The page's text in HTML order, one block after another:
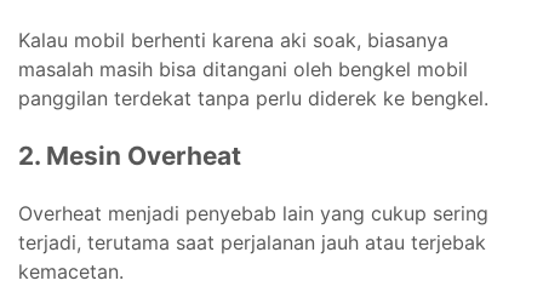
Kalau mobil berhenti karena aki soak, biasanya
masalah masih bisa ditangani oleh bengkel mobil
panggilan terdekat tanpa perlu diderek ke bengkel.
2. Mesin Overheat
Overheat menjadi penyebab lain yang cukup sering
terjadi, terutama saat perjalanan jauh atau terjebak
kemacetan.